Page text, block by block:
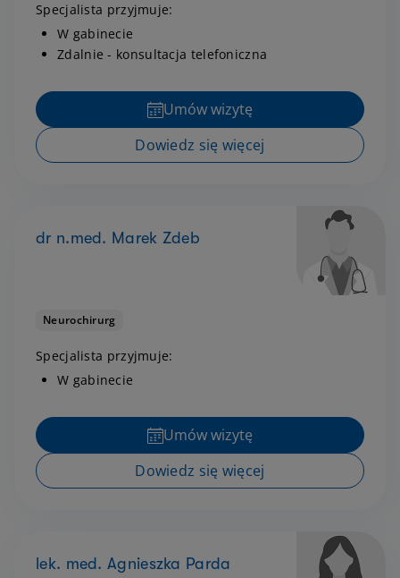
Specjalista przyjmuje:
W gabinecie
Zdalnie - konsultacja telefoniczna
Umów wizytę
Dowiedz się więcej
dr n.med. Marek Zdeb
Neurochirurg
Specjalista przyjmuje:
W gabinecie
Umów wizytę
Dowiedz się więcej
lek. med. Agnieszka Parda